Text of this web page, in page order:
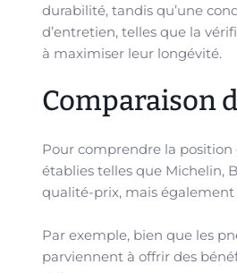
durabilité, tandis qu’une
d’entretien, telles que la
à maximiser leur longévité.
Comparaison
Pour comprendre la position
établies telles que Michelin,
qualité-prix, mais également
Par exemple, bien que les
parviennent à offrir des